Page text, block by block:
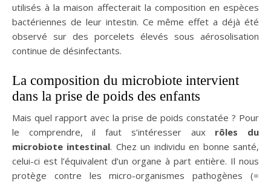
utilisés à la maison affecterait la composition en espèces
bactériennes de leur intestin. Ce même effet a déjà été
observé sur des porcelets élevés sous aérosolisation
continue de désinfectants.
La composition du microbiote intervient
dans la prise de poids des enfants
Mais quel rapport avec la prise de poids constatée ? Pour
le comprendre, il faut s’intéresser aux rôles du
microbiote intestinal. Chez un individu en bonne santé,
celui-ci est l’équivalent d’un organe à part entière. Il nous
protège contre les micro-organismes pathogènes (=